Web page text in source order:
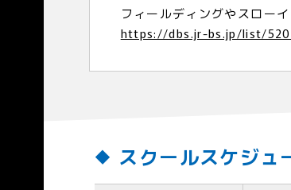
フィールディングやスロー
https://dbs.jr-bs.jp/list/
スクールスケジュ